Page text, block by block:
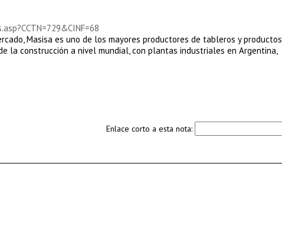
Masisa es uno de los mayores productores de tableros y productos
la construcción a nivel mundial, con plantas industriales en Argentina,
Enlace corto a esta nota: